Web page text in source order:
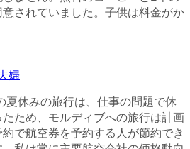
されていました。子供は料金がか
婦
夏休みの旅行は、仕事の問題で休
ため、モルディブへの旅行は計画
で航空券を予約する人が節約でき